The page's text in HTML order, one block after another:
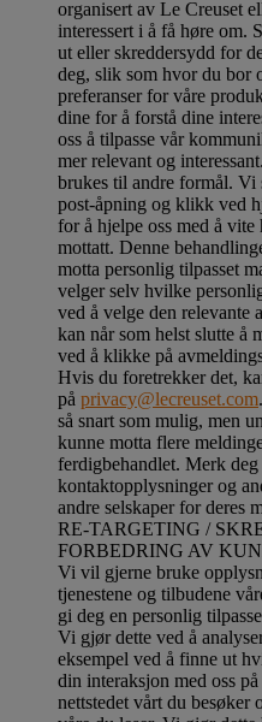
organisert av Le Creuset
interessert i å få høre
ut eller skreddersydd for
deg, slik som hvor du bor
preferanser for våre
dine for å forstå dine
oss å tilpasse vår
mer relevant og
brukes til andre formål. Vi
post-åpning og klikk ved
for å hjelpe oss med å
mottatt. Denne
motta personlig tilpasset
velger selv hvilke
ved å velge den relevante
kan når som helst slutte å
ved å klikke på
Hvis du foretrekker det,
på privacy@lecreuset.com
så snart som mulig, men
kunne motta flere
ferdigbehandlet. Merk
kontaktopplysninger og
andre selskaper for deres
RE-TARGETING /
FORBEDRING AV
Vi vil gjerne bruke
tjenestene og tilbudene
gi deg en personlig
Vi gjør dette ved å
eksempel ved å finne ut
din interaksjon med oss
nettstedet vårt du